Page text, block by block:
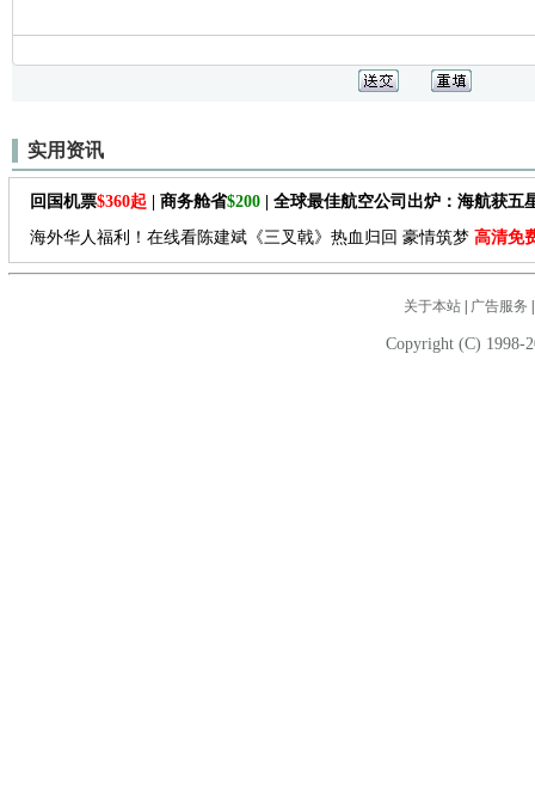
实用资讯
回国机票$360起 | 商务舱省$200 | 全球最佳航空公司出炉：海航获五
海外华人福利！在线看陈建斌《三叉戟》热血归回 豪情筑梦 高清免
关于本站| 广告服务
Copyright (C) 1998-